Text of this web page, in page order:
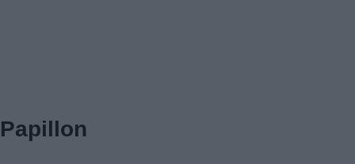
Papillon